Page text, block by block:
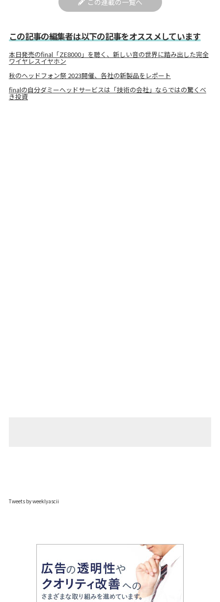
この記事の編集者は以下の記事をオススメしています
本日発売のfinal「ZE8000」を聴く、新しい音の世界に踏み出した完全
ワイヤレスイヤホン
秋のヘッドフォン祭 2023開催、各社の新製品をレポート
finalの自分ダミーヘッドサービスは「技術の会社」ならではの驚くべ
き投資
Tweets by weeklyascii